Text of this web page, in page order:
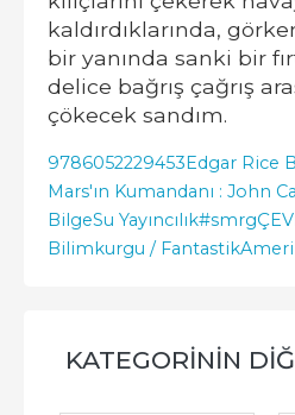
kaldırdıklarında,
bir yanında sanki bir
delice bağrış çağrış
çökecek sandım.
9786052229453Edgar Rice
Mars'ın Kumandanı : John
BilgeSu Yayıncılık
Bilimkurgu / Fantastik
KATEGORININ